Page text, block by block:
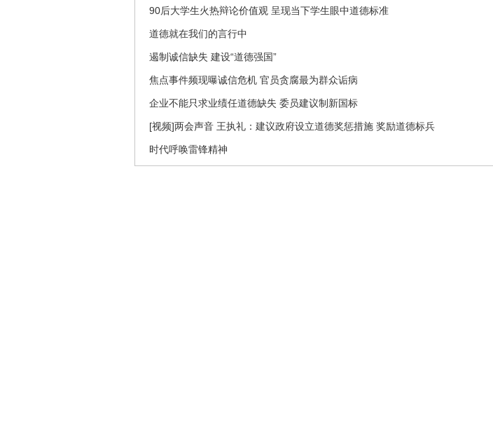
90后大学生火热辩论价值观 呈现当下学生眼中道德标准
道德就在我们的言行中
遏制诚信缺失 建设“道德强国”
焦点事件频现曝诚信危机 官员贪腐最为群众诟病
企业不能只求业绩任道德缺失 委员建议制新国标
[视频]两会声音 王执礼：建议政府设立道德奖惩措施 奖励道德标兵
时代呼唤雷锋精神